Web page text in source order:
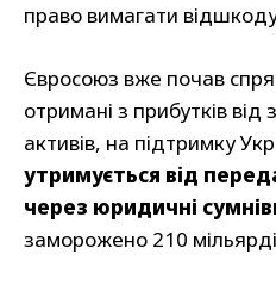
право вимагати
Євросоюз вже почав
отримані з прибутків
активів, на підтримку
утримується від
через юридичні
заморожено 210